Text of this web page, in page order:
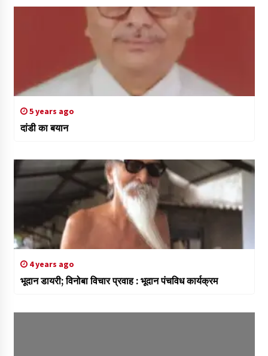
5 years ago
दांडी का बयान
4 years ago
भूदान डायरी; विनोबा विचार प्रवाह : भूदान पंचविध कार्यक्रम